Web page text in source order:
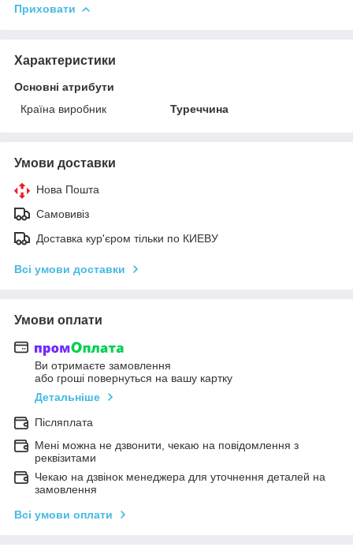
Приховати
Характеристики
Основні атрибути
Країна виробник
Туреччина
Умови доставки
Нова Пошта
Самовивіз
Доставка кур'єром тільки по КИЕВУ
Всі умови доставки
Умови оплати
Ви отримаєте замовлення
або гроші повернуться на вашу картку
Детальніше
Післяплата
Мені можна не дзвонити, чекаю на повідомлення з
реквізитами
Чекаю на дзвінок менеджера для уточнення деталей на
замовлення
Всі умови оплати